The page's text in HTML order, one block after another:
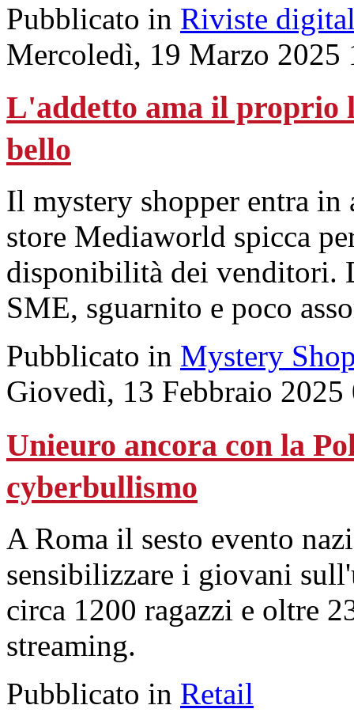
Pubblicato in Riviste
Mercoledì, 19 Marzo 2025
L'addetto ama il proprio
bello
Il mystery shopper entra
store Mediaworld spicca
disponibilità dei venditori.
SME, sguarnito e poco
Pubblicato in Mystery
Giovedì, 13 Febbraio 2025
Unieuro ancora con la
cyberbullismo
A Roma il sesto evento
sensibilizzare i giovani
circa 1200 ragazzi e oltre
streaming.
Pubblicato in Retail